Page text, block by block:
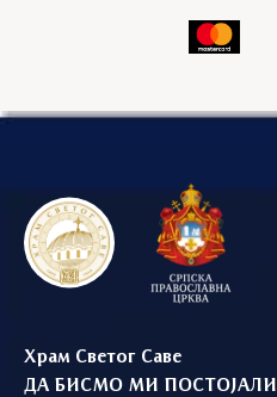
Храм Светог Саве
ДА БИСМО МИ ПОСТОЈАЛИ